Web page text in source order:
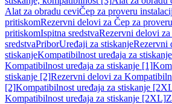
Alat za obradu ceviČep za proveru
pritiskomRezervni delovi za Čep za
pritiskomIspitna sredstvaRezervni delovi za
sredstvaPriborUređaji za stiskanjeRezervni
stiskanjeKompatibilnost uređaja za
Kompatibilnost uređaja za stiskanje [1]
stiskanje [2]Rezervni delovi za
[2]Kompatibilnost uređaja za stiskanje
Kompatibilnost uređaja za stiskanje [2XL]